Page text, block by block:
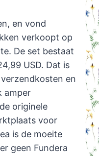
en vond
verkoopt op
De set bestaat
USD. Dat is
en
amper
originele
voor
is de moeite
geen Fundera